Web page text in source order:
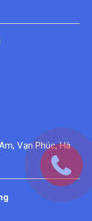
Vạn Phúc, Hà